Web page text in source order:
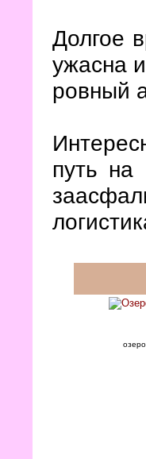
Долгое
ужасна
ровный
путь